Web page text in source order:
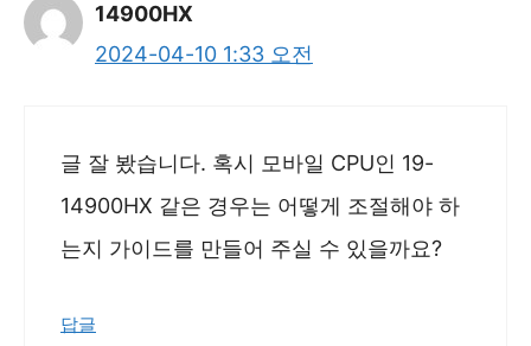
14900HX
2024-04-10 1:33 오전
글 잘 봤습니다. 혹시 모바일 CPU인 19-
14900HX 같은 경우는 어떻게 조절해야 하
는지 가이드를 만들어 주실 수 있을까요?
답글